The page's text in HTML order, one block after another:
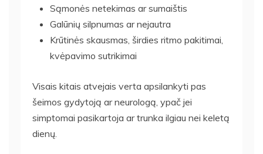
Sąmonės netekimas ar sumaištis
Galūnių silpnumas ar nejautra
Krūtinės skausmas, širdies ritmo pakitimai,
kvėpavimo sutrikimai
Visais kitais atvejais verta apsilankyti pas
šeimos gydytoją ar neurologą, ypač jei
simptomai pasikartoja ar trunka ilgiau nei keletą
dienų.